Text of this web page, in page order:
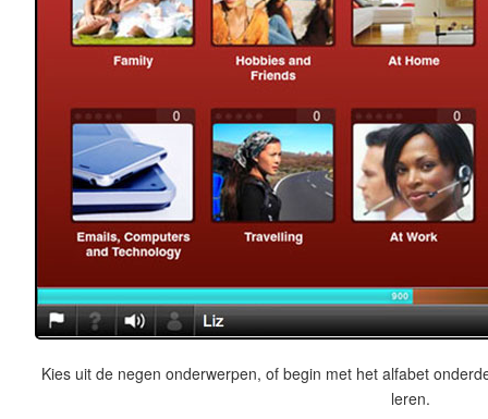
Kies uit de negen onderwerpen, of begin met het alfabet
leren.